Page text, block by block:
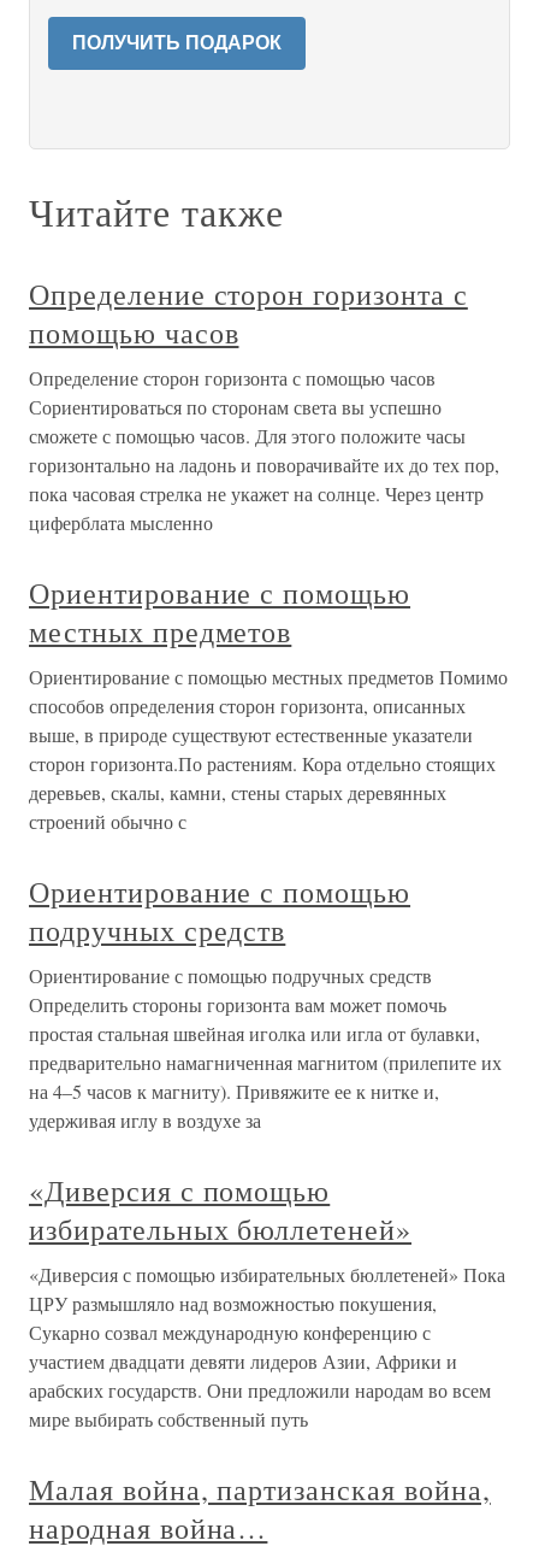
ПОЛУЧИТЬ ПОДАРОК
Читайте также
Определение сторон горизонта с
помощью часов
Определение сторон горизонта с помощью часов
Сориентироваться по сторонам света вы успешно
сможете с помощью часов. Для этого положите часы
горизонтально на ладонь и поворачивайте их до тех пор,
пока часовая стрелка не укажет на солнце. Через центр
циферблата мысленно
Ориентирование с помощью
местных предметов
Ориентирование с помощью местных предметов Помимо
способов определения сторон горизонта, описанных
выше, в природе существуют естественные указатели
сторон горизонта.По растениям. Кора отдельно стоящих
деревьев, скалы, камни, стены старых деревянных
строений обычно с
Ориентирование с помощью
подручных средств
Ориентирование с помощью подручных средств
Определить стороны горизонта вам может помочь
простая стальная швейная иголка или игла от булавки,
предварительно намагниченная магнитом (прилепите их
на 4–5 часов к магниту). Привяжите ее к нитке и,
удерживая иглу в воздухе за
«Диверсия с помощью
избирательных бюллетеней»
«Диверсия с помощью избирательных бюллетеней» Пока
ЦРУ размышляло над возможностью покушения,
Сукарно созвал международную конференцию с
участием двадцати девяти лидеров Азии, Африки и
арабских государств. Они предложили народам во всем
мире выбирать собственный путь
Малая война, партизанская война,
народная война…